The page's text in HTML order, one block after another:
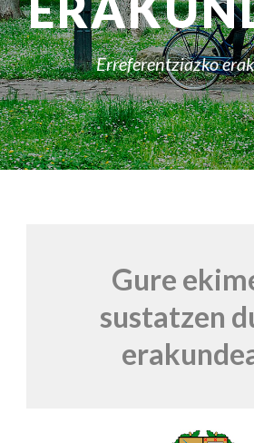
Erreferentziazko
Gure
sustatzen